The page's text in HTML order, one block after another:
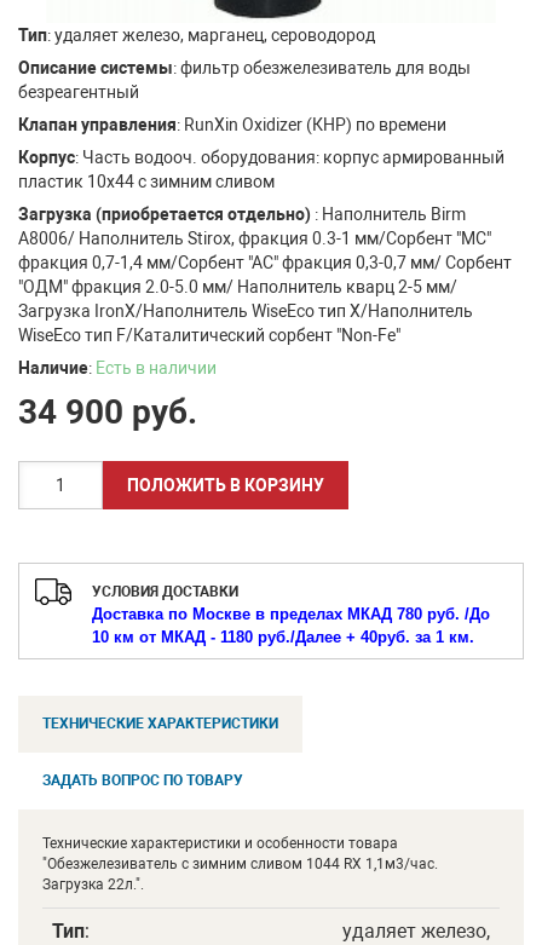
Тип: удаляет железо, марганец, сероводород
Описание системы: фильтр обезжелезиватель для воды
безреагентный
Клапан управления: RunXin Oxidizer (КНР) по времени
Корпус: Часть водооч. оборудования: корпус армированный
пластик 10х44 с зимним сливом
Загрузка (приобретается отдельно) : Наполнитель Birm
A8006/ Наполнитель Stirox, фракция 0.3-1 мм/Сорбент "МС"
фракция 0,7-1,4 мм/Сорбент "АС" фракция 0,3-0,7 мм/ Сорбент
"ОДМ" фракция 2.0-5.0 мм/ Наполнитель кварц 2-5 мм/
Загрузка IronX/Наполнитель WiseEco тип X/Наполнитель
WiseEco тип F/Каталитический сорбент "Non-Fe"
Наличие: Есть в наличии
34 900 руб.
УСЛОВИЯ ДОСТАВКИ
Доставка по Москве в пределах МКАД 780 руб. /До
10 км от МКАД - 1180 руб./Далее + 40руб. за 1 км.
ТЕХНИЧЕСКИЕ ХАРАКТЕРИСТИКИ
ЗАДАТЬ ВОПРОС ПО ТОВАРУ
Технические характеристики и особенности товара
"Обезжелезиватель с зимним сливом 1044 RX 1,1м3/час.
Загрузка 22л.".
Тип:
удаляет железо,